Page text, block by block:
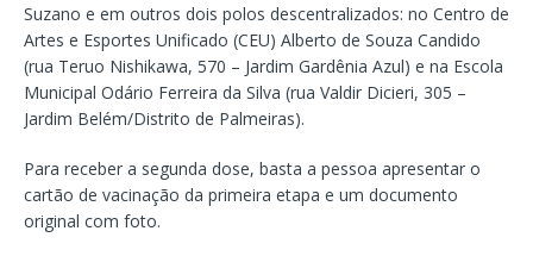
Suzano e em outros dois polos descentralizados: no Centro de
Artes e Esportes Unificado (CEU) Alberto de Souza Candido
(rua Teruo Nishikawa, 570 – Jardim Gardênia Azul) e na Escola
Municipal Odário Ferreira da Silva (rua Valdir Dicieri, 305 –
Jardim Belém/Distrito de Palmeiras).
Para receber a segunda dose, basta a pessoa apresentar o
cartão de vacinação da primeira etapa e um documento
original com foto.